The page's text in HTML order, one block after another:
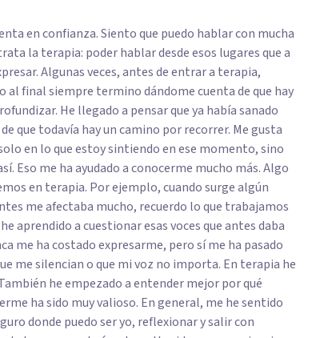
en confianza. Siento que puedo hablar con mucha
la terapia: poder hablar desde esos lugares que a
Algunas veces, antes de entrar a terapia,
al final siempre termino dándome cuenta de que hay
He llegado a pensar que ya había sanado
que todavía hay un camino por recorrer. Me gusta
en lo que estoy sintiendo en ese momento, sino
Eso me ha ayudado a conocerme mucho más. Algo
en terapia. Por ejemplo, cuando surge algún
me afectaba mucho, recuerdo lo que trabajamos
aprendido a cuestionar esas voces que antes daba
me ha costado expresarme, pero sí me ha pasado
me silencian o que mi voz no importa. En terapia he
he empezado a entender mejor por qué
ha sido muy valioso. En general, me he sentido
donde puedo ser yo, reflexionar y salir con